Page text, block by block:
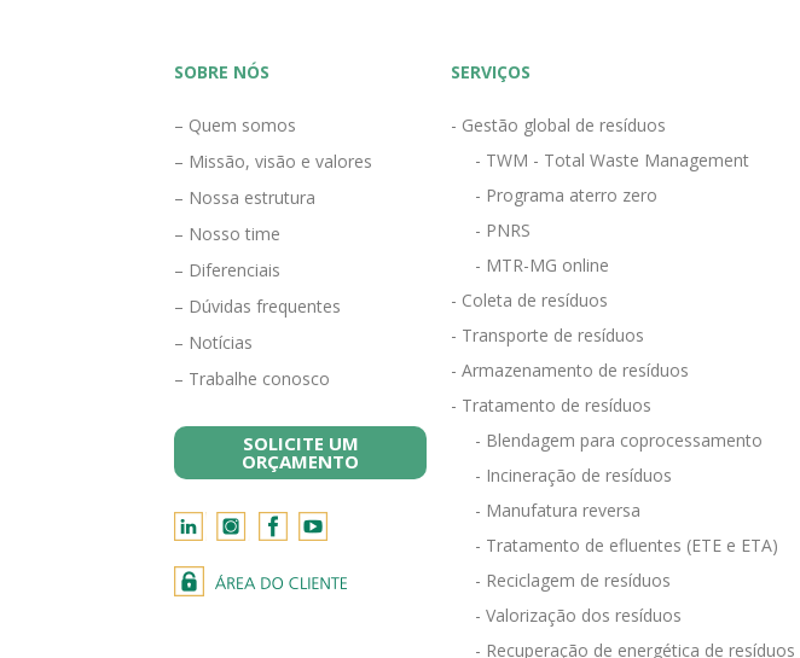
SOBRE NÓS
– Quem somos
– Missão, visão e valores
– Nossa estrutura
– Nosso time
– Diferenciais
– Dúvidas frequentes
– Notícias
– Trabalhe conosco
SOLICITE UM
ORÇAMENTO
SERVIÇOS
- Gestão global de resíduos
- TWM - Total Waste Management
- Programa aterro zero
- PNRS
- MTR-MG online
- Coleta de resíduos
- Transporte de resíduos
- Armazenamento de resíduos
- Tratamento de resíduos
- Blendagem para coprocessamento
- Incineração de resíduos
- Manufatura reversa
- Tratamento de efluentes (ETE e ETA)
- Reciclagem de resíduos
- Valorização dos resíduos
- Recuperação de energética de resíduos